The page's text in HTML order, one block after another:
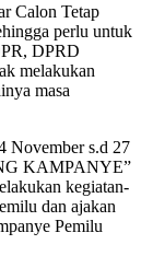
Calon Tetap
perlu untuk
DPRD
melakukan
masa
November s.d 27
KAMPANYE”
kegiatan-
dan ajakan
Pemilu